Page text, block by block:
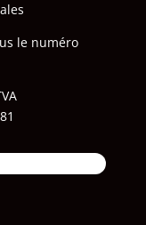
le numéro